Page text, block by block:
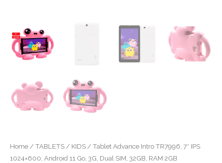
Home /TABLETS / KIDS / Tablet Advance Intro TR7996, 7″ IPS
1024×600, Android 11 Go, 3G, Dual SIM, 32GB, RAM 2GB